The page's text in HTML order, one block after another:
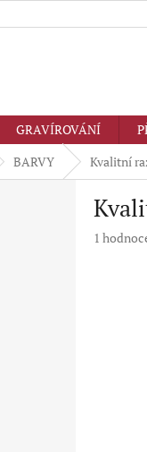
GRAVÍROVÁNÍ
BARVY Kvalitní
Průměrné
1